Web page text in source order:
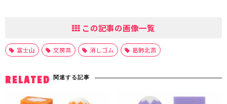
この記事の画像一覧
富士山 文房具 消しゴム 葛飾北斎
RELATED 関連する記事